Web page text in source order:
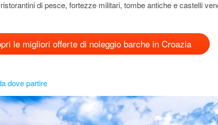
di pesce, fortezze militari, tombe antiche e castelli
le migliori offerte di noleggio barche in Croazia
dove partire